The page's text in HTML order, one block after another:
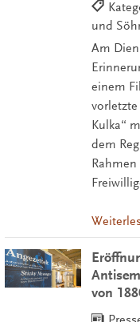
und
Am
einem
Kulka“
dem
von